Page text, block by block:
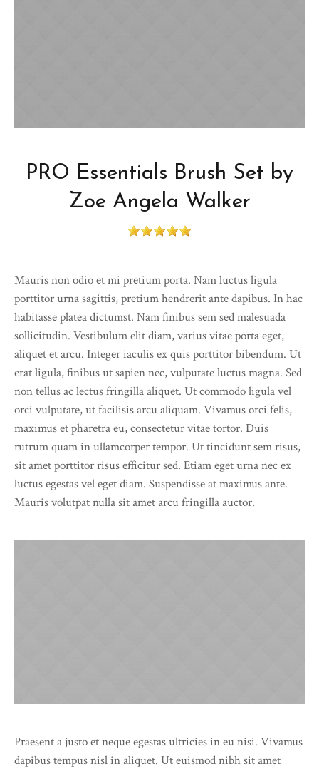
PRO Essentials Brush Set by
Zoe Angela Walker
Mauris non odio et mi pretium porta. Nam luctus ligula
porttitor urna sagittis, pretium hendrerit ante dapibus. In hac
habitasse platea dictumst. Nam finibus sem sed malesuada
sollicitudin. Vestibulum elit diam, varius vitae porta eget,
aliquet et arcu. Integer iaculis ex quis porttitor bibendum. Ut
erat ligula, finibus ut sapien nec, vulputate luctus magna. Sed
non tellus ac lectus fringilla aliquet. Ut commodo ligula vel
orci vulputate, ut facilisis arcu aliquam. Vivamus orci felis,
maximus et pharetra eu, consectetur vitae tortor. Duis
rutrum quam in ullamcorper tempor. Ut tincidunt sem risus,
sit amet porttitor risus efficitur sed. Etiam eget urna nec ex
luctus egestas vel eget diam. Suspendisse at maximus ante.
Mauris volutpat nulla sit amet arcu fringilla auctor.
Praesent a justo et neque egestas ultricies in eu nisi. Vivamus
dapibus tempus nisl in aliquet. Ut euismod nibh sit amet